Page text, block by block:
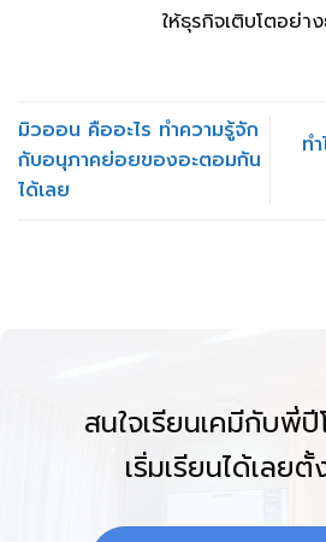
ให้ธุรกิจเติบโตอย่า
มิวออน คืออะไร ทำความรู้จัก
กับอนุภาคย่อยของอะตอมกัน
ได้เลย
ท
สนใจเรียนเคมีกับพี่
เริ่มเรียนได้เลย